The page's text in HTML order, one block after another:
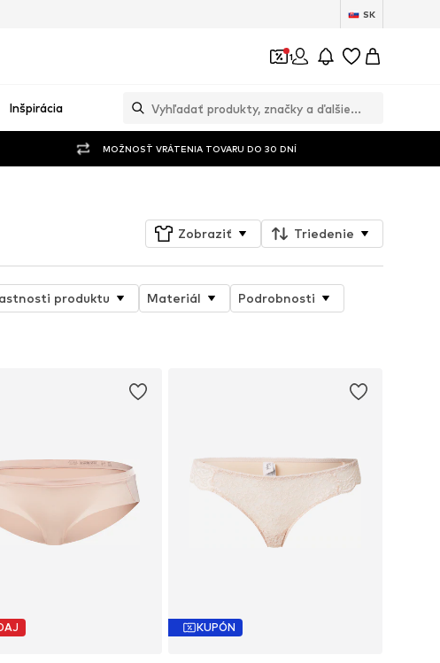
SK
1
Inšpirácia
MOŽNOSŤ VRÁTENIA TOVARU DO 30 DNÍ
Zobraziť Triedenie
produktu Materiál
Podrobnosti
KUPÓN